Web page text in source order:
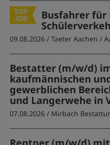
Busfahrer für
09.08.2026 / Taeter Aachen /
Bestatter (m/w/d)
kaufmännischen
gewerblichen
und Langerwehe in
07.08.2026 / Mirbach